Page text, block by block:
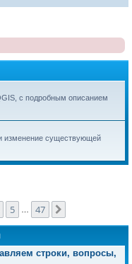
с подробным описанием
изменение существующей
5 47
строки, вопросы,